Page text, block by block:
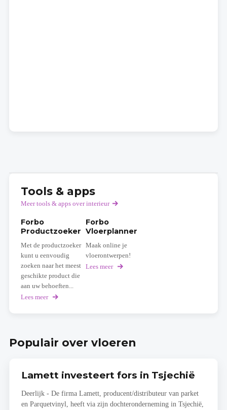
Tools & apps
Meer tools & apps over interieur
Forbo
Productzoeker
Met de productzoeker
kunt u eenvoudig
zoeken naar het meest
geschikte product die
aan uw behoeften...
Lees meer over
Forbo
Vloerplanner
Maak online je
vloerontwerpen!
Lees meer over
Populair over vloeren
Lamett investeert fors in Tsjechië
Deerlijk - De firma Lamett, producent/distributeur van parket
en Parquetvinyl, heeft via zijn dochteronderneming in Tsjechië,